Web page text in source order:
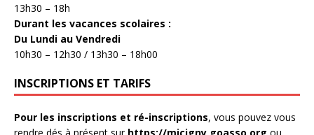
13h30 – 18h
Durant les vacances scolaires :
Du Lundi au Vendredi
10h30 – 12h30 / 13h30 – 18h00
INSCRIPTIONS ET TARIFS
Pour les inscriptions et ré-inscriptions, vous pouvez vous
rendre dés à présent sur https://mjcigny.goasso.org ou